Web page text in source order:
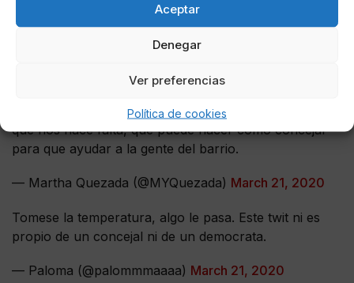
Aceptar
Denegar
Ver preferencias
Política de cookies
— Celia Sánchez (en casa ??) (@celiasanval)
Yo me pregunto por qué usted no se preocupa por la
gente de Vicálvaro. Me gustaría que alguno de sus
tuits estuviera dedicado a preguntar cómo estamos,
qué nos hace falta, qué puede hacer como concejal
para que ayudar a la gente del barrio.
— Martha Quezada (@MYQuezada) March 21, 2020
Tomese la temperatura, algo le pasa. Este twit ni es
propio de un concejal ni de un democrata.
— Paloma (@palommmaaaa) March 21, 2020